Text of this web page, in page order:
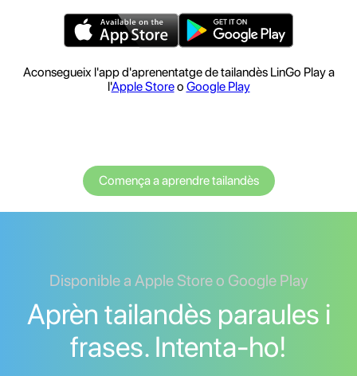
Aconsegueix l'app d'aprenentatge de tailandès LinGo Play a
l'Apple Storeo Google Play
Comença a aprendre tailandès
Disponible a Apple Store o Google Play
Aprèn tailandès paraules i
frases. Intenta-ho!